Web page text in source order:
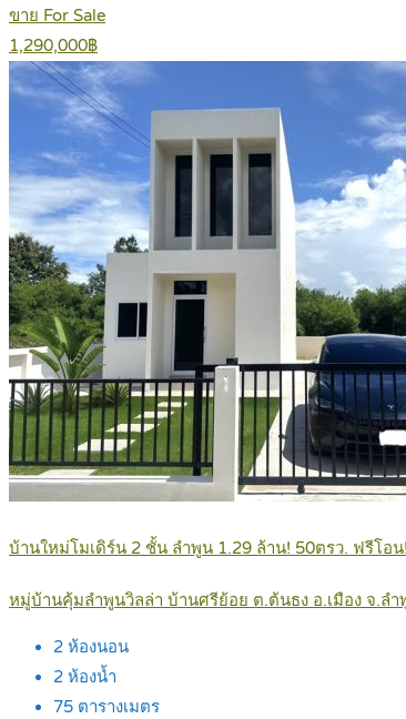
ขาย For Sale
1,290,000฿
บ้านใหม่โมเดิร์น 2 ชั้น ลำพูน 1.29 ล้าน! 50ตรว. ฟรีโอ
หมู่บ้านคุ้มลำพูนวิลล่า บ้านศรีย้อย ต.ต้นธง อ.เมือง จ.ลำ
2 ห้องนอน
2 ห้องน้ำ
75 ตารางเมตร